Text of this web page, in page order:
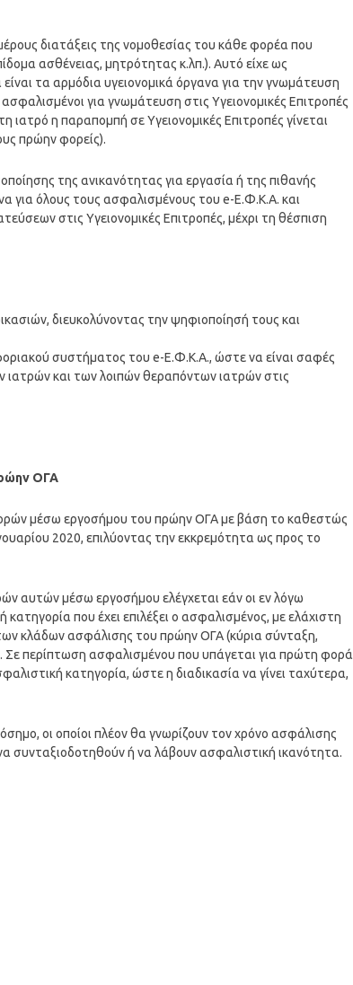
διατάξεις της νομοθεσίας του κάθε φορέα που
ασθένειας, μητρότητας κ.λπ.). Αυτό είχε ως
τα αρμόδια υγειονομικά όργανα για την γνωμάτευση
για γνωμάτευση στις Υγειονομικές Επιτροπές
η παραπομπή σε Υγειονομικές Επιτροπές γίνεται
πρώην φορείς).
της ανικανότητας για εργασία ή της πιθανής
για όλους τους ασφαλισμένους του e-Ε.Φ.Κ.Α. και
στις Υγειονομικές Επιτροπές, μέχρι τη θέσπιση
διευκολύνοντας την ψηφιοποίησή τους και
συστήματος του e-Ε.Φ.Κ.Α., ώστε να είναι σαφές
και των λοιπών θεραπόντων ιατρών στις
ΟΓΑ
μέσω εργοσήμου του πρώην ΟΓΑ με βάση το καθεστώς
2020, επιλύοντας την εκκρεμότητα ως προς το
αυτών μέσω εργοσήμου ελέγχεται εάν οι εν λόγω
που έχει επιλέξει ο ασφαλισμένος, με ελάχιστη
κλάδων ασφάλισης του πρώην ΟΓΑ (κύρια σύνταξη,
Σε περίπτωση ασφαλισμένου που υπάγεται για πρώτη φορά
κατηγορία, ώστε η διαδικασία να γίνει ταχύτερα,
οι οποίοι πλέον θα γνωρίζουν τον χρόνο ασφάλισης
συνταξιοδοτηθούν ή να λάβουν ασφαλιστική ικανότητα.